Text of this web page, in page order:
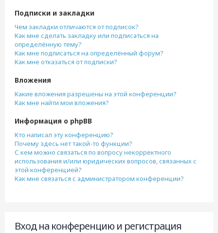
Подписки и закладки
Чем закладки отличаются от подписок?
Как мне сделать закладку или подписаться на
определённую тему?
Как мне подписаться на определённый форум?
Как мне отказаться от подписки?
Вложения
Какие вложения разрешены на этой конференции?
Как мне найти мои вложения?
Информация о phpBB
Кто написал эту конференцию?
Почему здесь нет такой-то функции?
С кем можно связаться по вопросу некорректного
использования и/или юридических вопросов, связанных с
этой конференцией?
Как мне связаться с администратором конференции?
Вход на конференцию и регистрация